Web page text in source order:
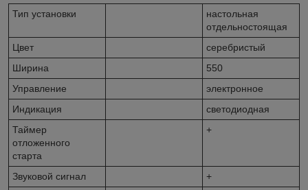
Тип установки
настольная
отдельностоящая
Цвет
серебристый
Ширина
550
Управление
электронное
Индикация
светодиодная
Таймер
отложенного
старта
+
Звуковой сигнал
+